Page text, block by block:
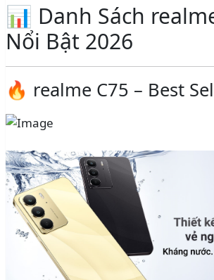
📊 Danh Sách
Nổi Bật 2026
🔥 realme C75 – Best